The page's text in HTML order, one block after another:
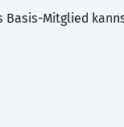
Basis-Mitglied